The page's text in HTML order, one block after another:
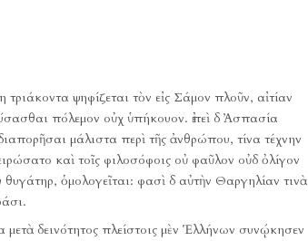
ψηφίζεται τὸν εἰς Σάμον πλοῦν, αἰτίαν
πόλεμον οὐχ ὑπήκουον. ἐπεὶ δ Ἀσπασία
μάλιστα περὶ τῆς ἀνθρώπου, τίνα τέχνην
καὶ τοῖς φιλοσόφοις οὐ φαῦλον οὐδ ὀλίγον
ὁμολογεῖται: φασὶ δ αὐτὴν Θαργηλίαν τινὰ
δεινότητος πλείστοις μὲν Ἑλλήνων συνῴκησεν